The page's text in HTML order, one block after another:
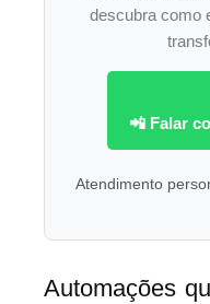
descubra como
📲 Falar
Atendimento
Automações